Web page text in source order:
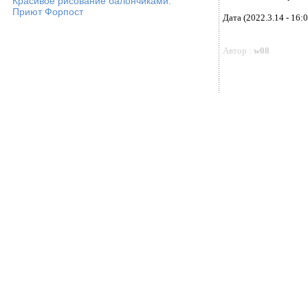
Приют Форпост
Дата (2022.3.14 -
Автор : w08